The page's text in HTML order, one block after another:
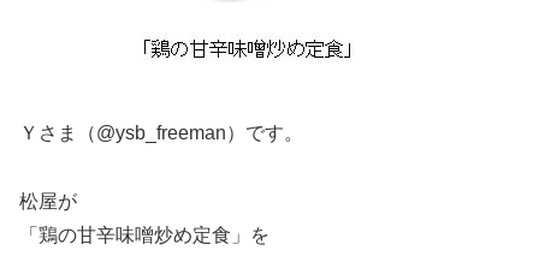
Ｙさま（@ysb_freeman）です。
松屋が
「鶏の甘辛味噌炒め定食」を